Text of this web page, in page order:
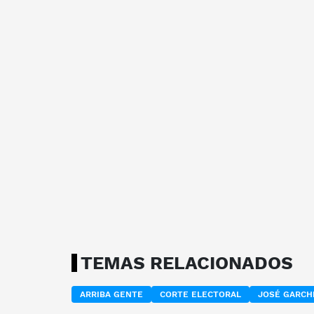
TEMAS RELACIONADOS
ARRIBA GENTE CORTE ELECTORAL JOSÉ